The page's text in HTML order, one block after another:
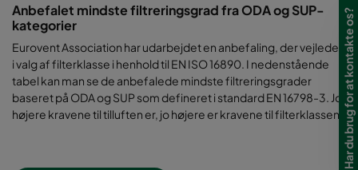
Anbefalet mindste filtreringsgrad fra ODA og SUP-
kategorier
Eurovent Association har udarbejdet en anbefaling, der vejleder
i valg af filterklasse i henhold til EN ISO 16890. I nedenstående
tabel kan man se de anbefalede mindste filtreringsgrader
baseret på ODA og SUP som defineret i standard EN 16798-3. Jo
højere kravene til tilluften er, jo højere er kravene til filterklassen Har du brug for at kontakte os?